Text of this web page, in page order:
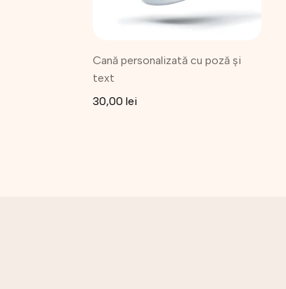
Cană personalizată cu poză și
text
30,00 lei